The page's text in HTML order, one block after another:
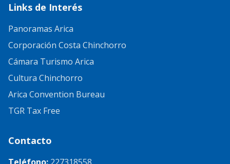
Links de Interés
Panoramas Arica
Corporación Costa Chinchorro
Cámara Turismo Arica
Cultura Chinchorro
Arica Convention Bureau
TGR Tax Free
Contacto